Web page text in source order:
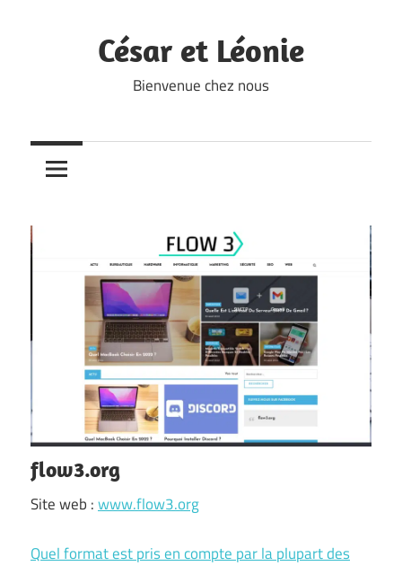
César et Léonie
Bienvenue chez nous
flow3.org
Site web :www.flow3.org
Quel format est pris en compte par la plupart des